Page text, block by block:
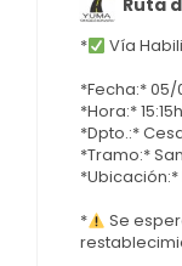
* Vía
*Fecha:*
*Hora:*
*Dpto.:*
*Tramo:*
*Ubicación:*
*
Se